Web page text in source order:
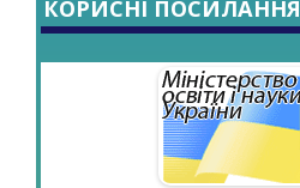
КОРИСНІ ПОСИЛАННЯ